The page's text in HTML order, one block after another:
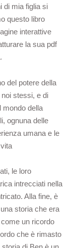
di mia figlia si
questo libro
interattive
la sua pdf
del potere della
stessi, e di
mondo della
ognuna delle
umana e le
le loro
intrecciati nella
Alla fine, è
storia che era
un ricordo
che è rimasto